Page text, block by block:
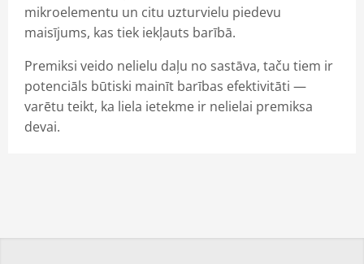
mikroelementu un citu uzturvielu piedevu
maisījums, kas tiek iekļauts barībā.
Premiksi veido nelielu daļu no sastāva, taču tiem ir
potenciāls būtiski mainīt barības efektivitāti —
varētu teikt, ka liela ietekme ir nelielai premiksa
devai.